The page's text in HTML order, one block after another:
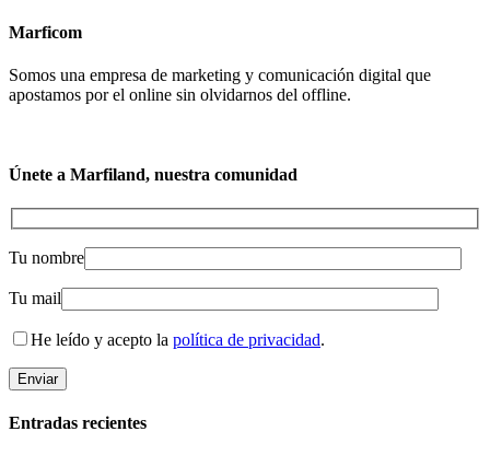
Marficom
Somos una empresa de marketing y comunicación digital que
apostamos por el online sin olvidarnos del offline.
Únete a Marfiland, nuestra comunidad
Tu nombre
Tu mail
He leído y acepto la política de privacidad.
Entradas recientes